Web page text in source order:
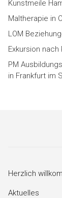
Kunstmeile
Maltherapie in
LOM
Exkursion nach
PM
in Frankfurt im
Herzlich
Aktuelles